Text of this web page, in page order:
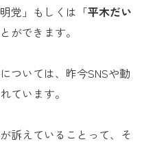
党」もしくは「平木だい
ができます。
ついては、昨今SNSや動
ています。
訴えていることって、そ